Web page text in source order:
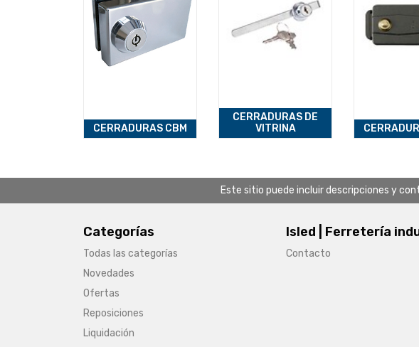
CERRADURAS CBM
CERRADURAS DE
VITRINA
Este sitio puede incluir descripciones y
Categorías
Todas las categorías
Novedades
Ofertas
Reposiciones
Liquidación
Isled | Ferretería
Contacto